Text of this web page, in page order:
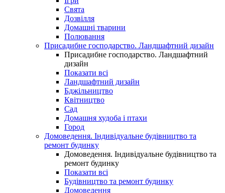
Свята
Дозвілля
Домашні тварини
Полювання
Присадибне господарство. Ландшафтний дизайн
Присадибне господарство. Ландшафтний
дизайн
Показати всі
Ландшафтний дизайн
Бджільництво
Квітництво
Сад
Домашня худоба і птахи
Город
Домоведення. Індивідуальне будівництво та
ремонт будинку
Домоведення. Індивідуальне будівництво та
ремонт будинку
Показати всі
Будівництво та ремонт будинку
Домоведення